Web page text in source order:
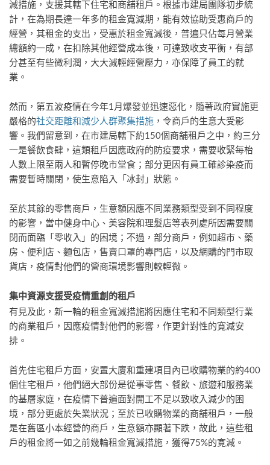
減措施，支援其轄下住宅和商舖租戶。根據市建局團隊初步統
計，在為期長達一年多的租金寬減期，能有效協助受惠商戶的
經營，其租金的支出，受惠於租金寬減後，普遍只佔每月營業
總額約一成，在扣除其他經營成本後，可達致收支平衡，有部
分甚至有些微利潤，大大減輕經營壓力，亦保障了員工的就
業。
然而，第五波疫情在今年1月爆發並迅速惡化，隨著政府實施更
嚴格的社交距離和減少人群聚集措施 ，令商戶的生意大受影
響。我們留意到，在市建局轄下約150個商舖租戶之中，約三分
一是餐飲食肆，這類租戶因應政府的防疫要求，需要收緊每枱
人數上限至兩人和暫停晚市堂食；部分更因有員工確診染疫而
需要暫時關閉，使生意陷入「冰封」狀態。
至於其餘的零售商戶，生意額因應不同業務類型受到不同程度
的影響，當中健身中心、美容院和理髮店等表列處所因需要關
閉而面臨「零收入」的困境；不過，部分商戶，例如超市、藥
房、便利店、麵包店，售賣口罩的專門店，以及網購的門市取
貨店，疫情對他們的營商環境影響則較輕微。
集中資源支援受疫情重創的租戶
有見及此，新一輪的租金寬減措施將因應住宅和不同類型行業
的商業租戶，因應疫情對他們的影響，作更針對性的寬減安
排。
首先住宅租戶方面，安置大廈和重建項目內已收購物業的約400
個住宅租戶，他們絕大部份是從事零售、餐飲、旅遊和服務業
的基層家庭，在疫情下普遍面對開工不足以致收入減少的困
境，部分更處於失業狀況；至於已收購物業的商舖租戶，一般
是在舊區小本經營的商戶，生意額亦顯著下跌，故此，這些租
戶的租金將一如之前幾輪租金寬減措施，獲得75%的寛減。